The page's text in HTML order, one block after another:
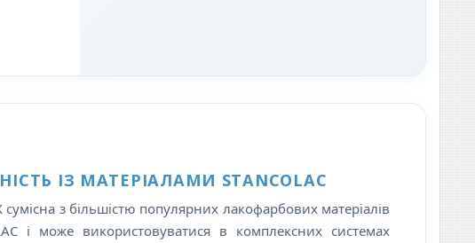
ІЗ МАТЕРІАЛАМИ STANCOLAC
сумісна з більшістю популярних лакофарбових матеріалів
і може використовуватися в комплексних системах